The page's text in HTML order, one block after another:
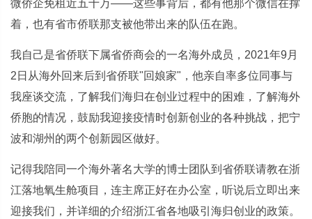
微侨企免租近五十万——这些事背后，都有他那个微信在撑
着，也有省市侨联那支被他带出来的队伍在跑。
我自己是省侨联下属省侨商会的一名海外成员，2021年9月
2日从海外回来后到省侨联"回娘家"，他亲自率多位同事与
我座谈交流，了解我们海归在创业过程中的困难，了解海外
侨胞的情况，鼓励我迎接疫情时创新创业的各种挑战，把宁
波和湖州的两个创新园区做好。
记得我陪同一个海外著名大学的博士团队到省侨联请教在浙
江落地氧生舱项目，连主席正好在办公室，听说后立即出来
迎接我们，并详细的介绍浙江省各地吸引海归创业的政策。